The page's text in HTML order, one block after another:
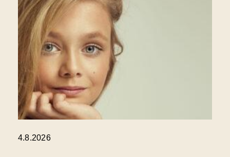
4.8.2026